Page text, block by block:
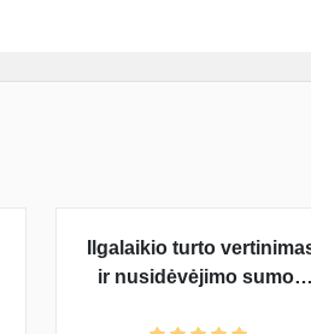
Ilgalaikio turto
ir nusidėvėjimo sumos